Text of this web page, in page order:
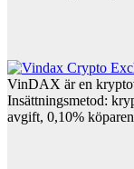
VinDAX är en
Insättningsmetod:
avgift, 0,10%